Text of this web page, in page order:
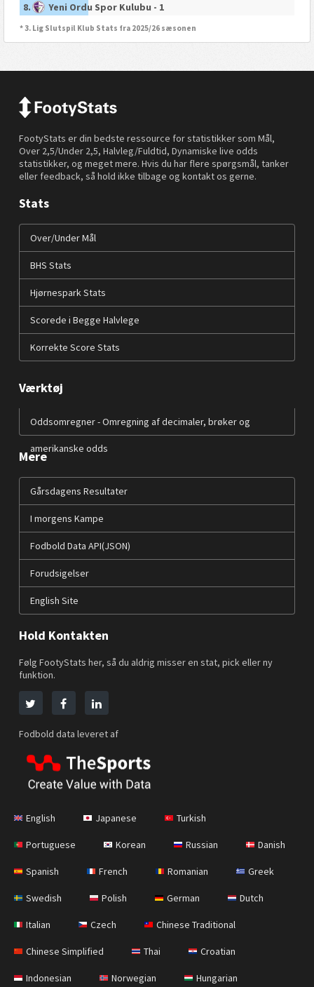
8.
Yeni Ordu Spor Kulubu - 1
* 3. Lig Slutspil Klub Stats fra 2025/26 sæsonen
FootyStats er din bedste ressource for statistikker som Mål,
Over 2,5/Under 2,5, Halvleg/Fuldtid, Dynamiske live odds
statistikker, og meget mere. Hvis du har flere spørgsmål, tanker
eller feedback, så hold ikke tilbage og kontakt os gerne.
Stats
Over/Under Mål
BHS Stats
Hjørnespark Stats
Scorede i Begge Halvlege
Korrekte Score Stats
Værktøj
Oddsomregner - Omregning af decimaler, brøker og
amerikanske odds
Mere
Gårsdagens Resultater
I morgens Kampe
Fodbold Data API(JSON)
Forudsigelser
English Site
Hold Kontakten
Følg FootyStats her, så du aldrig misser en stat, pick eller ny
funktion.
Fodbold data leveret af
English Japanese Turkish
Portuguese Korean Russian Danish
Spanish French Romanian Greek
Swedish Polish German Dutch
Italian Czech Chinese Traditional
Chinese Simplified Thai Croatian
Indonesian Norwegian Hungarian